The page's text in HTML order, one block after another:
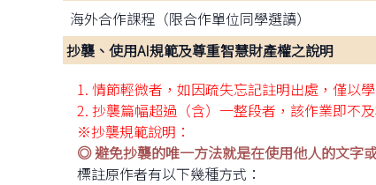
海外合作課程（限合作單位同學選讀）
抄襲、使用AI規範及尊重智慧財產權之說明
1. 情節輕微者，如因疏失忘記註明出處，僅以
2. 抄襲篇幅超過（含）一整段者，該作業即不
※抄襲規範說明：
◎ 避免抄襲的唯一方法就是在使用他人的文字
標註原作者有以下幾種方式：